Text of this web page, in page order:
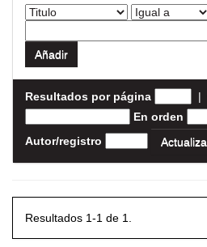
Resultados por página |
En orden
Autor/registro
Resultados 1-1 de 1.